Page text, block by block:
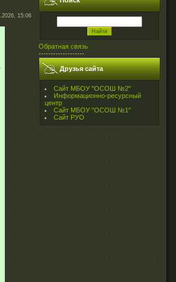
15:06
Обратная связь
-------------------
Друзья сайта
Сайт МБОУ "ОСОШ №2"
Информационно-ресурсный
центр
Сайт МБОУ "ОСОШ №1"
Сайт РУО